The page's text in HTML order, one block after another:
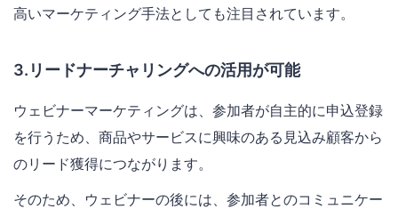
高いマーケティング手法としても注目されています。
3.リードナーチャリングへの活用が可能
ウェビナーマーケティングは、参加者が自主的に申込登録
を行うため、商品やサービスに興味のある見込み顧客から
のリード獲得につながります。
そのため、ウェビナーの後には、参加者とのコミュニケー